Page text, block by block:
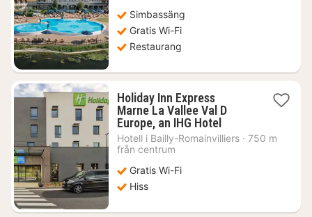
kr.
Simbassäng
Gratis Wi-Fi
Restaurang
Holiday Inn Express
Marne La Vallee Val D
Europe, an IHG Hotel1
natt
Hotell i Bailly-Romainvilliers · 750 m
från centrum
Gratis Wi-Fi
Hiss